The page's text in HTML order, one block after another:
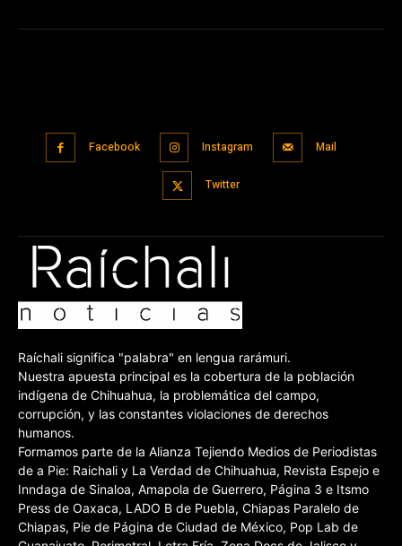
Facebook Instagram Mail
Twitter
Raíchali significa "palabra" en lengua rarámuri.
Nuestra apuesta principal es la cobertura de la población
indígena de Chihuahua, la problemática del campo,
corrupción, y las constantes violaciones de derechos
humanos.
Formamos parte de la Alianza Tejiendo Medios de Periodistas
de a Pie: Raichali y La Verdad de Chihuahua, Revista Espejo e
Inndaga de Sinaloa, Amapola de Guerrero, Página 3 e Itsmo
Press de Oaxaca, LADO B de Puebla, Chiapas Paralelo de
Chiapas, Pie de Página de Ciudad de México, Pop Lab de